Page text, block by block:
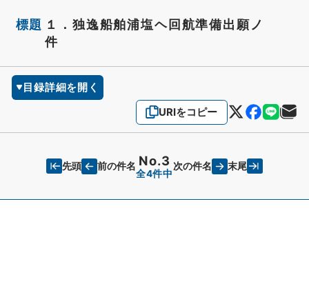
標題 １．独逸船舶浦塩ヘ回航準備出願ノ
件
目録詳細を開く
URIをコピー
先頭 前の件名 No.3
全4件中
次の件名 末尾